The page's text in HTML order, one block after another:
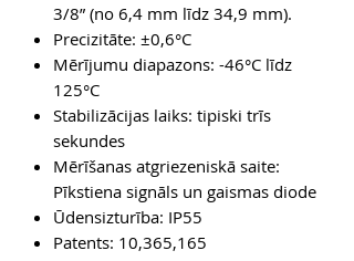
3/8” (no 6,4 mm līdz 34,9 mm).
Precizitāte: ±0,6°C
Mērījumu diapazons: -46°C līdz
125°C
Stabilizācijas laiks: tipiski trīs
sekundes
Mērīšanas atgriezeniskā saite:
Pīkstiena signāls un gaismas diode
Ūdensizturība: IP55
Patents: 10,365,165